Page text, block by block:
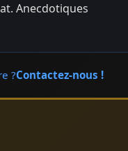
Anecdotiques
?Contactez-nous !